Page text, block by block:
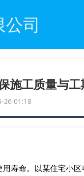
司
施工质量与工
26 01:18
寿命。以某住宅小